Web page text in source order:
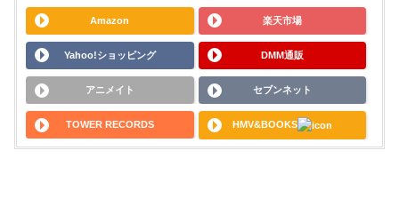
Amazon 楽天市場
Yahoo!ショッピング DMM通販
アニメイト セブンネット
TOWER RECORDS HMV&BOOKS